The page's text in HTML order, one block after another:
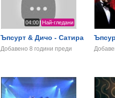
04:00 Най-гледани
Ъпсурт & Дичо - Сатира
Добавено8 години преди